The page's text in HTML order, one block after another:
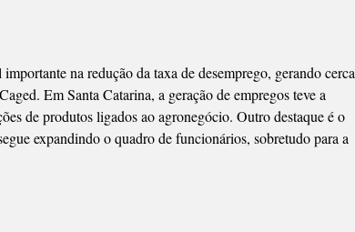
na redução da taxa de desemprego, gerando cerca
Em Santa Catarina, a geração de empregos teve a
de produtos ligados ao agronegócio. Outro destaque é o
expandindo o quadro de funcionários, sobretudo para a